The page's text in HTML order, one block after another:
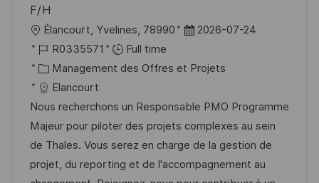
o
t
F/H
o
c
a
l
i
s
a
Élancourt, Yvelines, 78990
D
t
d
a
f
2026-07-24
R
é
f
é
r
e
n
R0335571
Full time
C
a
t
é
g
o
Management des Offres et Projets
Elancourt
Nous recherchons un Responsable PMO Programme
Majeur pour piloter des projets complexes au sein
de Thales. Vous serez en charge de la gestion de
projet, du reporting et de l'accompagnement au